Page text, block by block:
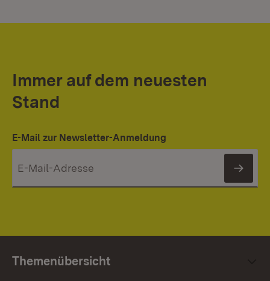
Immer auf dem neuesten
Stand
E-Mail zur Newsletter-Anmeldung
Themenübersicht